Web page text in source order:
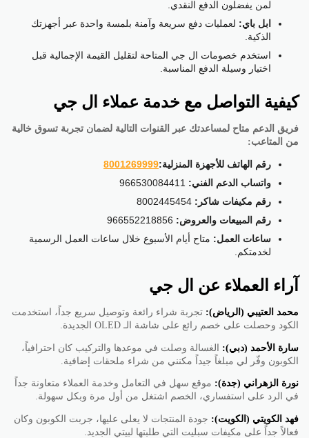
لمن يفضلون الدفع النقدي.
ابل باي: لعمليات دفع سريعة وآمنة بلمسة واحدة عبر أجهزتك
الذكية.
استخدم خصومات ال جي المتاحة لتقليل القيمة الإجمالية قبل
اختيار وسيلة الدفع المناسبة.
كيفية التواصل مع خدمة عملاء ال جي
فريق الدعم متاح لمساعدتك عبر القنوات التالية لضمان تجربة تسوق خالية
من المتاعب:
رقم الهاتف للأجهزة المنزلية:8001269999
واتساب الدعم الفني:
رقم مكيفات شاكر:
رقم المبيعات والعروض:
ساعات العمل: متاح أيام الأسبوع خلال ساعات العمل الرسمية
لخدمتكم.
آراء العملاء عن ال جي
محمد العتيبي (الرياض): تجربة شراء رائعة وتوصيل سريع جداً، استخدمت
الكود وحصلت على خصم رائع على شاشة الـ OLED الجديدة.
سارة الأحمد (دبي): الغسالة وصلت في موعدها والتركيب كان احترافياً،
الكوبون وفّر لي مبلغاً جيداً مكنني من شراء ملحقات إضافية.
نورة الزهراني (جدة): موقع سهل في التعامل وخدمة العملاء متعاونة جداً
في الرد على استفساري، الخصم اشتغل من أول مرة وبكل سهولة.
فهد الكويتي (الكويت): جودة المنتجات لا يعلى عليها، جربت الكوبون وكان
فعالاً جداً على مكيفات سبليت التي طلبتها لبيتي الجديد.